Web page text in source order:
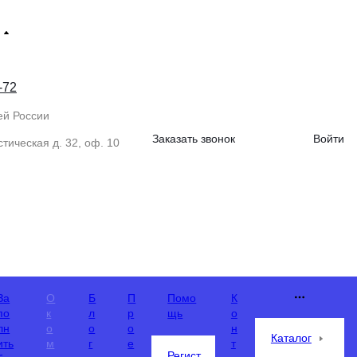
России
д. 32, оф. 10 Заказать звонок Войти
О
к
о
м
Б
л
о
г
П
р
о
е
Помо
щь
К
о
н
т
Каталог